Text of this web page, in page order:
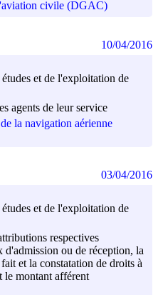
civile (DGAC)
et de l'exploitation de
agents de leur service
la navigation aérienne
10/04/2016
et de l'exploitation de
respectives
d'admission ou de réception, la
et la constatation de droits à
le montant afférent
03/04/2016